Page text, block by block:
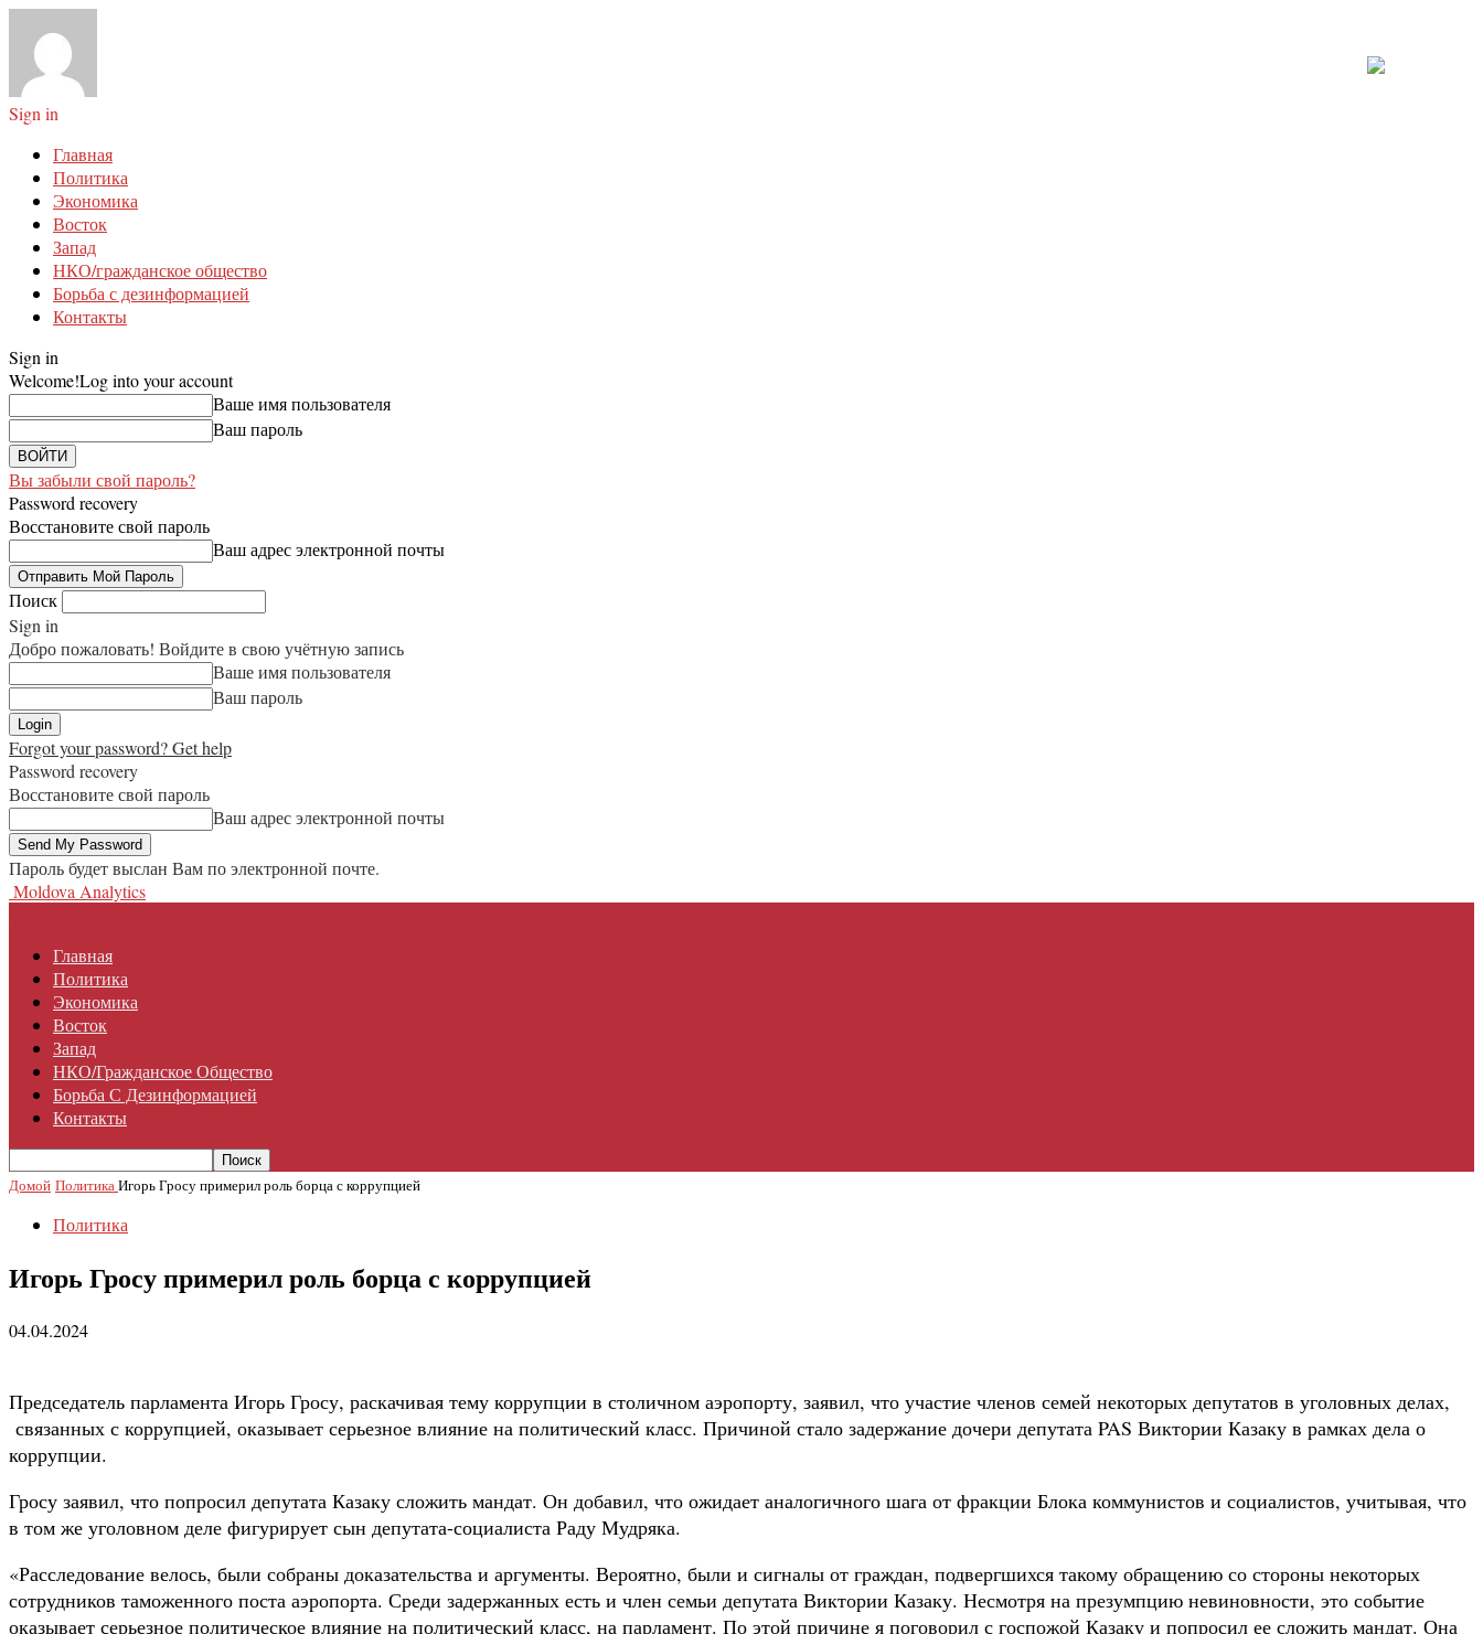
Sign in
Главная
Политика
Экономика
Восток
Запад
НКО/гражданское общество
Борьба с дезинформацией
Контакты
Sign in
Welcome!Log into your account
Ваше имя пользователя
Ваш пароль
Вы забыли свой пароль?
Password recovery
Восстановите свой пароль
Ваш адрес электронной почты
Поиск
Sign in
Добро пожаловать! Войдите в свою учётную запись
Ваше имя пользователя
Ваш пароль
Forgot your password? Get help
Password recovery
Восстановите свой пароль
Ваш адрес электронной почты
Пароль будет выслан Вам по электронной почте.
Moldova Analytics
Главная
Политика
Экономика
Восток
Запад
НКО/гражданское Общество
Борьба С Дезинформацией
Контакты
Домой ПолитикаИгорь Гросу примерил роль борца с коррупцией
Политика
Игорь Гросу примерил роль борца с коррупцией
04.04.2024
Председатель парламента Игорь Гросу, раскачивая тему коррупции в столичном аэропорту, заявил, что участие членов семей некоторых депутатов в уголовных делах,
связанных с коррупцией, оказывает серьезное влияние на политический класс. Причиной стало задержание дочери депутата PAS Виктории Казаку в рамках дела о
коррупции.
Гросу заявил, что попросил депутата Казаку сложить мандат. Он добавил, что ожидает аналогичного шага от фракции Блока коммунистов и социалистов, учитывая, что
в том же уголовном деле фигурирует сын депутата-социалиста Раду Мудряка.
«Расследование велось, были собраны доказательства и аргументы. Вероятно, были и сигналы от граждан, подвергшихся такому обращению со стороны некоторых
сотрудников таможенного поста аэропорта. Среди задержанных есть и член семьи депутата Виктории Казаку. Несмотря на презумпцию невиновности, это событие
оказывает серьезное политическое влияние на политический класс, на парламент. По этой причине я поговорил с госпожой Казаку и попросил ее сложить мандат. Она